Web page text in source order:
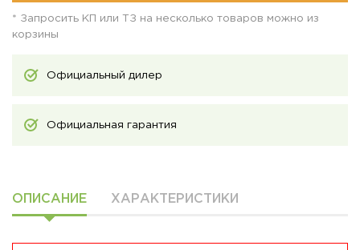
* Запросить КП или ТЗ на несколько товаров можно из
корзины
Официальный дилер
Официальная гарантия
ОПИСАНИЕ ХАРАКТЕРИСТИКИ